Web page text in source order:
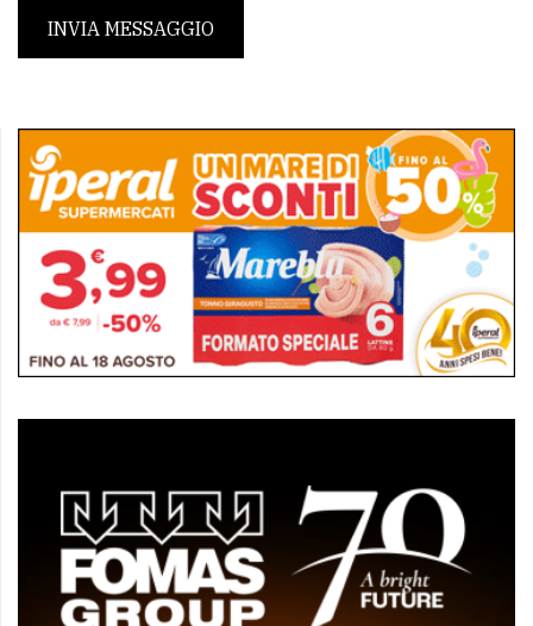
INVIA MESSAGGIO